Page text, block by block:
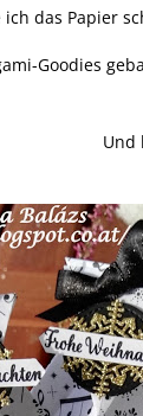
das Papier
Goodies
Und